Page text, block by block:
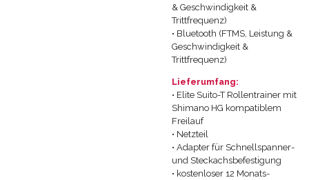
& Geschwindigkeit &
Trittfrequenz)
• Bluetooth (FTMS, Leistung &
Geschwindigkeit &
Trittfrequenz)
Lieferumfang:
• Elite Suito-T Rollentrainer mit
Shimano HG kompatiblem
Freilauf
• Netzteil
• Adapter für Schnellspanner-
und Steckachsbefestigung
• kostenloser 12 Monats-